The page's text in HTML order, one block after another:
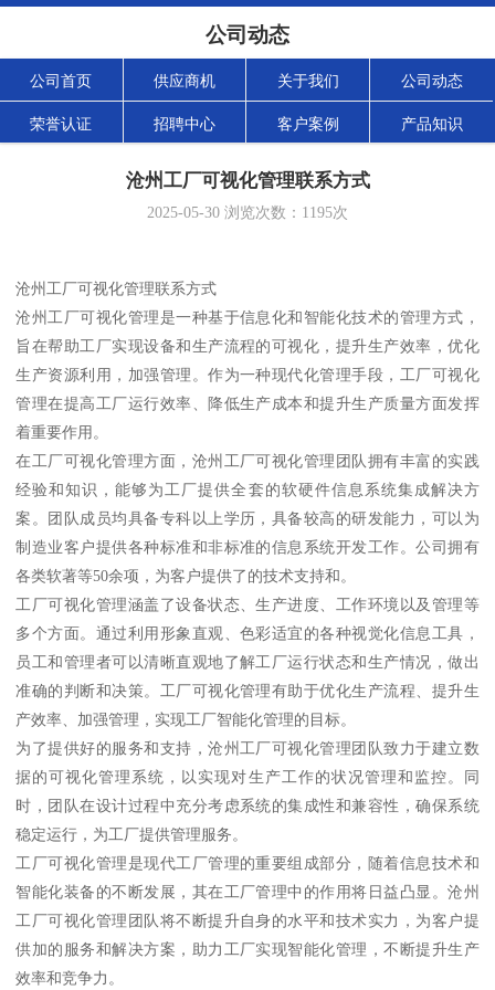
公司动态
公司首页 供应商机 关于我们 公司动态
荣誉认证 招聘中心 客户案例 产品知识
沧州工厂可视化管理联系方式
2025-05-30 浏览次数： 1195次
沧州工厂可视化管理联系方式
沧州工厂可视化管理是一种基于信息化和智能化技术的管理方式，
旨在帮助工厂实现设备和生产流程的可视化，提升生产效率，优化
生产资源利用，加强管理。作为一种现代化管理手段，工厂可视化
管理在提高工厂运行效率、降低生产成本和提升生产质量方面发挥
着重要作用。
在工厂可视化管理方面，沧州工厂可视化管理团队拥有丰富的实践
经验和知识，能够为工厂提供全套的软硬件信息系统集成解决方
案。团队成员均具备专科以上学历，具备较高的研发能力，可以为
制造业客户提供各种标准和非标准的信息系统开发工作。公司拥有
各类软著等50余项，为客户提供了的技术支持和。
工厂可视化管理涵盖了设备状态、生产进度、工作环境以及管理等
多个方面。通过利用形象直观、色彩适宜的各种视觉化信息工具，
员工和管理者可以清晰直观地了解工厂运行状态和生产情况，做出
准确的判断和决策。工厂可视化管理有助于优化生产流程、提升生
产效率、加强管理，实现工厂智能化管理的目标。
为了提供好的服务和支持，沧州工厂可视化管理团队致力于建立数
据的可视化管理系统，以实现对生产工作的状况管理和监控。同
时，团队在设计过程中充分考虑系统的集成性和兼容性，确保系统
稳定运行，为工厂提供管理服务。
工厂可视化管理是现代工厂管理的重要组成部分，随着信息技术和
智能化装备的不断发展，其在工厂管理中的作用将日益凸显。沧州
工厂可视化管理团队将不断提升自身的水平和技术实力，为客户提
供加的服务和解决方案，助力工厂实现智能化管理，不断提升生产
效率和竞争力。